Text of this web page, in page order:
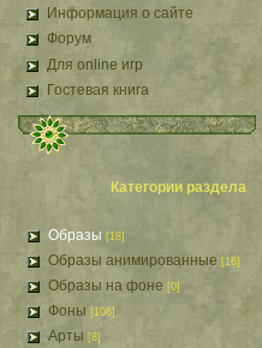
Информация о сайте
Форум
Для online игр
Гостевая книга
Категории раздела
Образы [18]
Образы анимированные [16]
Образы на фоне [0]
Фоны [106]
Арты [8]